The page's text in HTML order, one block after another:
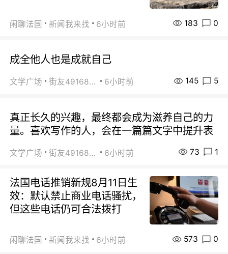
闲聊法国 新闻我来找 6小时前 183 0
成全他人也是成就自己
文学广场 街友49168527 6小时前 145 5
真正长久的兴趣，最终都会成为滋养自己的力
量。喜欢写作的人，会在一篇篇文字中提升表
文学广场 街友49168527 6小时前 73 1
法国电话推销新规8月11日生
效：默认禁止商业电话骚扰，
但这些电话仍可合法拨打
闲聊法国 新闻我来找 6小时前 573 0